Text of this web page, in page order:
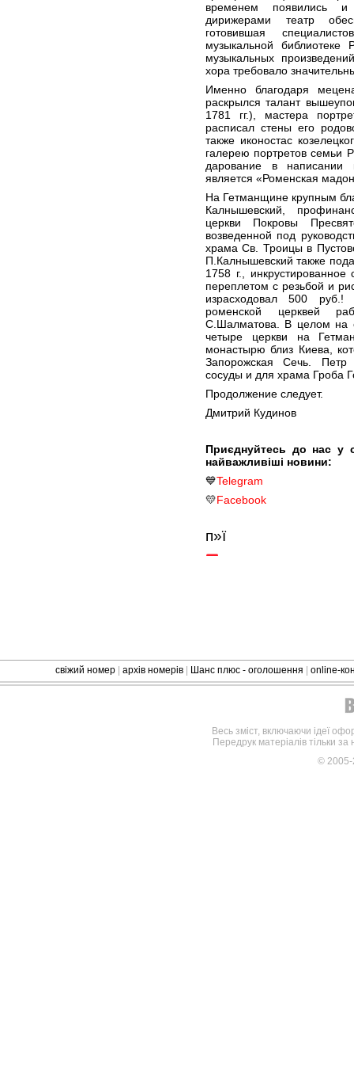
временем появились
дирижерами театр
готовившая
музыкальной библиотеке
музыкальных
хора требовало
Именно благодаря
раскрылся талант
1781 гг.), мастера
расписал стены его
также иконостас
галерею портретов семьи
дарование в написании
является «Роменская
На Гетманщине крупным
Калнышевский,
церкви Покровы
возведенной под
храма Св. Троицы в
П.Калнышевский также
1758 г.,
переплетом с резьбой и
израсходовал 500 руб.!
роменской церквей
С.Шалматова. В целом на
четыре церкви на
монастырю близ Киева,
Запорожская Сечь. Петр
сосуды и для храма Гроба
Продолжение следует.
Дмитрий Кудинов
Приєднуйтесь до нас у
найважливіші новини:
💙Telegram
💛Facebook
п»ї
свіжий номер архів номерів Шанс плюс - оголошення online-
Весь зміст, включаючи ідеї
Передрук матеріалів тільки
©